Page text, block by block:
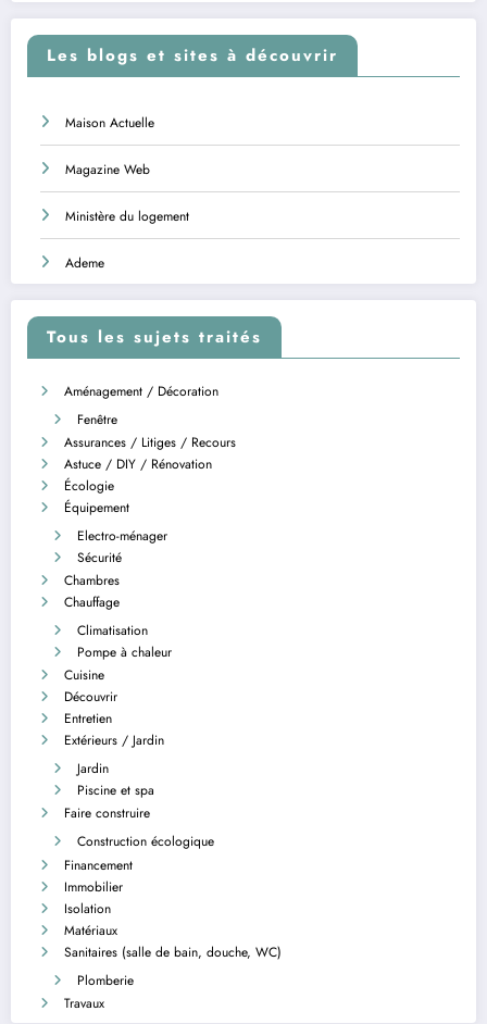
Les blogs et sites à découvrir
Maison Actuelle
Magazine Web
Ministère du logement
Ademe
Tous les sujets traités
Aménagement / Décoration
Fenêtre
Assurances / Litiges / Recours
Astuce / DIY / Rénovation
Écologie
Équipement
Electro-ménager
Sécurité
Chambres
Chauffage
Climatisation
Pompe à chaleur
Cuisine
Découvrir
Entretien
Extérieurs / Jardin
Jardin
Piscine et spa
Faire construire
Construction écologique
Financement
Immobilier
Isolation
Matériaux
Sanitaires (salle de bain, douche, WC)
Plomberie
Travaux